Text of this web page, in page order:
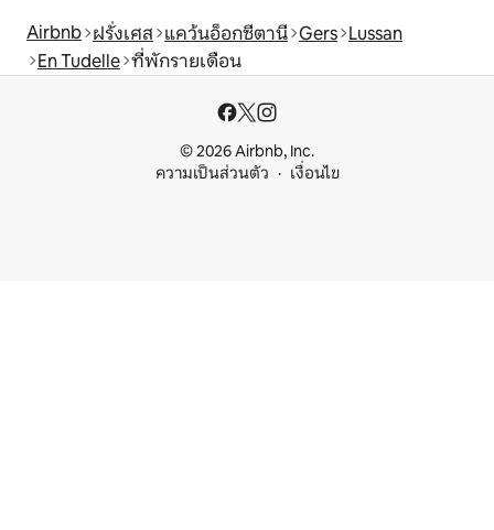
Airbnb ฝรั่งเศส แคว้นอ็อกซีตานี Gers Lussan
En Tudelle ที่พักรายเดือน
© 2026 Airbnb, Inc.
ความเป็นส่วนตัว
เงื่อนไข